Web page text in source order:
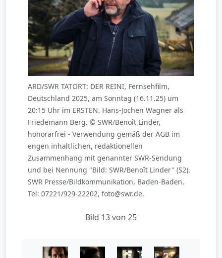
ARD/SWR TATORT: DER REINI, Fernsehfilm,
Deutschland 2025, am Sonntag (16.11.25) um
20:15 Uhr im ERSTEN. Hans-Jochen Wagner als
Friedemann Berg. © SWR/Benoît Linder,
honorarfrei - Verwendung gemäß der AGB im
engen inhaltlichen, redaktionellen
Zusammenhang mit genannter SWR-Sendung
und bei Nennung "Bild: SWR/Benoît Linder" (S2).
SWR Presse/Bildkommunikation, Baden-Baden,
Tel: 07221/929-22202, foto@swr.de.
Bild 13 von 25